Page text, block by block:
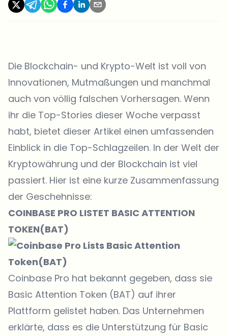
Die Blockchain- und Krypto-Welt ist voll von
Innovationen, Mutmaßungen und manchmal
auch von völlig falschen Vorhersagen. Wenn
ihr die Top-Stories dieser Woche verpasst
habt, bietet dieser Artikel einen umfassenden
Einblick in die Top-Schlagzeilen. In der Welt der
Kryptowährung und der Blockchain ist viel
passiert. Hier ist eine kurze Zusammenfassung
der Geschehnisse:
COINBASE PRO LISTET BASIC ATTENTION
TOKEN(BAT)
Coinbase Pro hat bekannt gegeben, dass sie
Basic Attention Token (BAT) auf ihrer
Plattform gelistet haben. Das Unternehmen
erklärte, dass es die Unterstützung für Basic